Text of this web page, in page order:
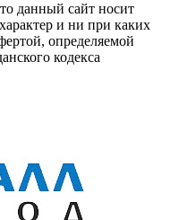
данный сайт носит
и ни при каких
определяемой
кодекса